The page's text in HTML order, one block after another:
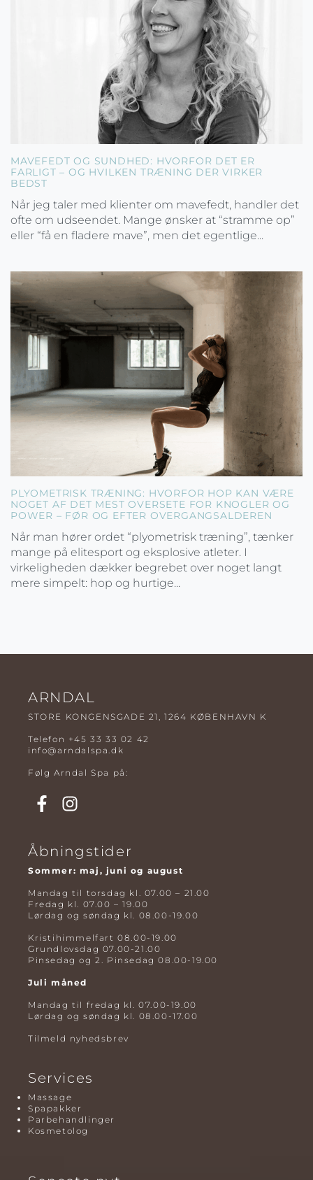
MAVEFEDT OG SUNDHED: HVORFOR DET ER
FARLIGT – OG HVILKEN TRÆNING DER VIRKER
BEDST
Når jeg taler med klienter om mavefedt, handler det
ofte om udseendet. Mange ønsker at “stramme op”
eller “få en fladere mave”, men det egentlige...
PLYOMETRISK TRÆNING: HVORFOR HOP KAN VÆRE
NOGET AF DET MEST OVERSETE FOR KNOGLER OG
POWER – FØR OG EFTER OVERGANGSALDEREN
Når man hører ordet “plyometrisk træning”, tænker
mange på elitesport og eksplosive atleter. I
virkeligheden dækker begrebet over noget langt
mere simpelt: hop og hurtige...
ARNDAL
STORE KONGENSGADE 21, 1264 KØBENHAVN K
Telefon +45 33 33 02 42
info@arndalspa.dk
Følg Arndal Spa på:
Åbningstider
Sommer: maj, juni og august
Mandag til torsdag kl. 07.00 – 21.00
Fredag kl. 07.00 – 19.00
Lørdag og søndag kl. 08.00-19.00
Kristihimmelfart 08.00-19.00
Grundlovsdag 07.00-21.00
Pinsedag og 2. Pinsedag 08.00-19.00
Juli måned
Mandag til fredag kl. 07.00-19.00
Lørdag og søndag kl. 08.00-17.00
Tilmeld nyhedsbrev
Services
Massage
Spapakker
Parbehandlinger
Kosmetolog